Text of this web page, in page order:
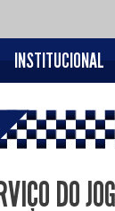
INSTITUCIONAL
DO